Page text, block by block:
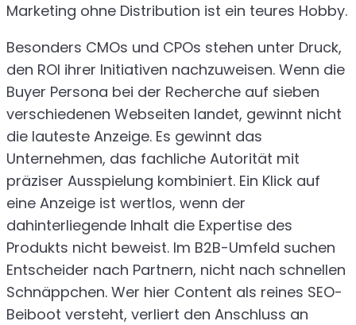
Marketing ohne Distribution ist ein teures Hobby.
Besonders CMOs und CPOs stehen unter Druck,
den ROI ihrer Initiativen nachzuweisen. Wenn die
Buyer Persona bei der Recherche auf sieben
verschiedenen Webseiten landet, gewinnt nicht
die lauteste Anzeige. Es gewinnt das
Unternehmen, das fachliche Autorität mit
präziser Ausspielung kombiniert. Ein Klick auf
eine Anzeige ist wertlos, wenn der
dahinterliegende Inhalt die Expertise des
Produkts nicht beweist. Im B2B-Umfeld suchen
Entscheider nach Partnern, nicht nach schnellen
Schnäppchen. Wer hier Content als reines SEO-
Beiboot versteht, verliert den Anschluss an